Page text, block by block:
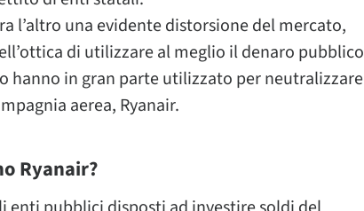
l’altro una evidente distorsione del mercato,
di utilizzare al meglio il denaro pubblico
hanno in gran parte utilizzato per neutralizzare
aerea, Ryanair.
Ryanair?